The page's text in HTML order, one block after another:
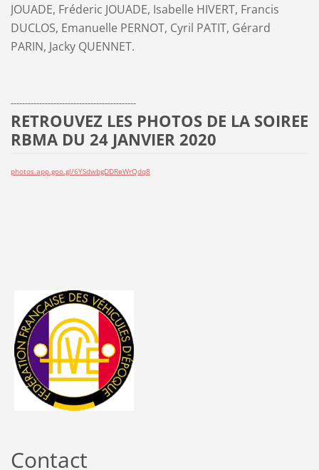
JOUADE, Fréderic JOUADE, Isabelle HIVERT, Francis
DUCLOS, Emanuelle PERNOT, Cyril PATIT, Gérard
PARIN, Jacky QUENNET.
--------------------------------------------
RETROUVEZ LES PHOTOS DE LA SOIREE
RBMA DU 24 JANVIER 2020
photos.app.goo.gl/6YSdwbgDDReWrQdq8
Contact